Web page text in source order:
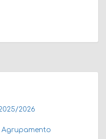
2026
Agrupamento